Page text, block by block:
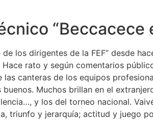
de los dirigentes de la FEF” desde
rato y según comentarios
canteras de los equipos
Muchos brillan en el
y los del torneo nacional.
triunfo y jerarquía; actitud y juego